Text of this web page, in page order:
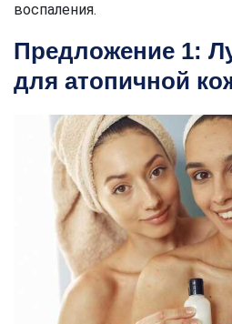
воспаления.
Предложение 1:
для атопичной